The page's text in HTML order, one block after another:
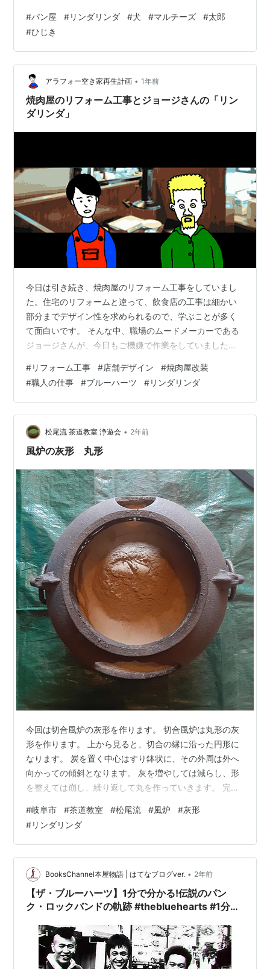
うと言う事で姉さんはいろいろ大量に買っていましたが
塩パンの手書きのPOPが随所にあったのでとりあえずお
ひとり様だし塩パン・あん塩パン・あんぱん買っていた
ら姉さんがチョコレートパンをくれたありがとう太郎が
シュウ酸カルシウム結石になってこれからは尿をアルカ
リに傾けるフードを摂る様に言わ…
#パン屋 #リンダリンダ #犬 #マルチーズ #太郎
#ひじき
アラフォー空き家再生計画 • 1年前
焼肉屋のリフォーム工事とジョージさんの「リン
ダリンダ」
今日は引き続き、焼肉屋のリフォーム工事をしていまし
た。住宅のリフォームと違って、飲食店の工事は細かい
部分までデザイン性を求められるので、学ぶことが多く
て面白いです。 そんな中、職場のムードメーカーである
ジョージさんが、今日もご機嫌で作業をしていました。
は僕にも馴染みのある曲が聞こえてきました。 「リンダ
リンダ～！」と響く焼肉屋 「リンダリンダ～！リンダリ
ンダリンダぁ～ああ」 そう、ブルーハーツの名曲『リン
ダリンダ』です。懐かしい気持ちになり、思わず「ブル
ーハーツが好きなんですね？」と聞いてみました。する
と、ジョージさんは笑いながらこう言いました…
#リフォーム工事 #店舗デザイン #焼肉屋改装
#職人の仕事 #ブルーハーツ #リンダリンダ
松尾流 茶道教室 浄遊会 • 2年前
風炉の灰形 丸形
今回は切合風炉の灰形を作ります。 切合風炉は丸形の灰
形を作ります。 上から見ると、切合の縁に沿った円形に
なります。 炭を置く中心はすり鉢状に、その外周は外へ
向かっての傾斜となります。 灰を増やしては減らし、形
を整えては崩し、繰り返して丸を作っていきます。 完成
に見えません。 おわかりいただけるでしょうか。 傾斜や
山の高さを均一にできるかどうかが大事なのですが、そ
こが写せません。 写真には写らない美しさがあるという
ことにしておいてください。 松尾流茶道教室 浄遊会 生
徒募集中 (crayonsite.info)
#岐阜市 #茶道教室 #松尾流 #風炉 #灰形
#リンダリンダ
BooksChannel本屋物語 | はてなブログver. • 2年前
【ザ・ブルーハーツ】1分で分かる!伝説のパン
ク・ロックバンドの軌跡 #thebluehearts #1分で